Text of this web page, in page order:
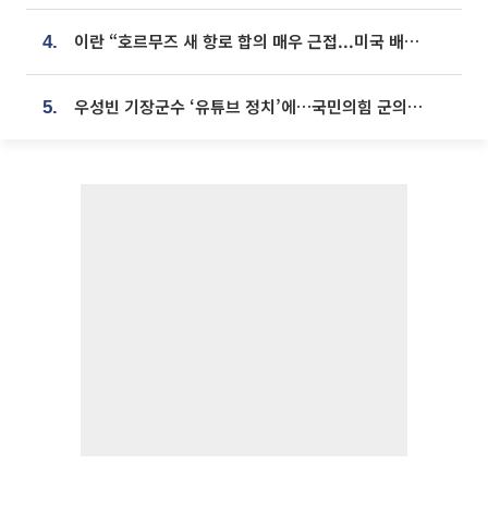
4. 이란 “호르무즈 새 항로 합의 매우 근접...미국 배상 먼저”
5. 우성빈 기장군수 ‘유튜브 정치’에…국민의힘 군의원들 집단 반발